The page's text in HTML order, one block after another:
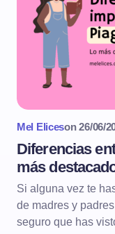
Mel Eliceson 26/06/
Diferencias
más
Si alguna vez te
de madres y
seguro que has